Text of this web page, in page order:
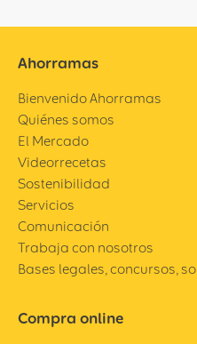
Ahorramas
Bienvenido Ahorramas
Quiénes somos
El Mercado
Videorrecetas
Sostenibilidad
Servicios
Comunicación
Trabaja con nosotros
Bases legales, concursos,
Compra online